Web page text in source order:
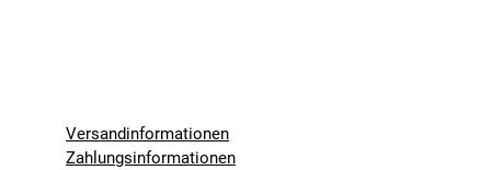
Versandinformationen
Zahlungsinformationen